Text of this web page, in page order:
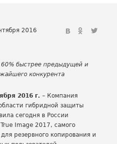
2016
60% быстрее предыдущей и
конкурента
2016 г. – Компания
гибридной защиты
сегодня в России
Image 2017, самого
резервного копирования и